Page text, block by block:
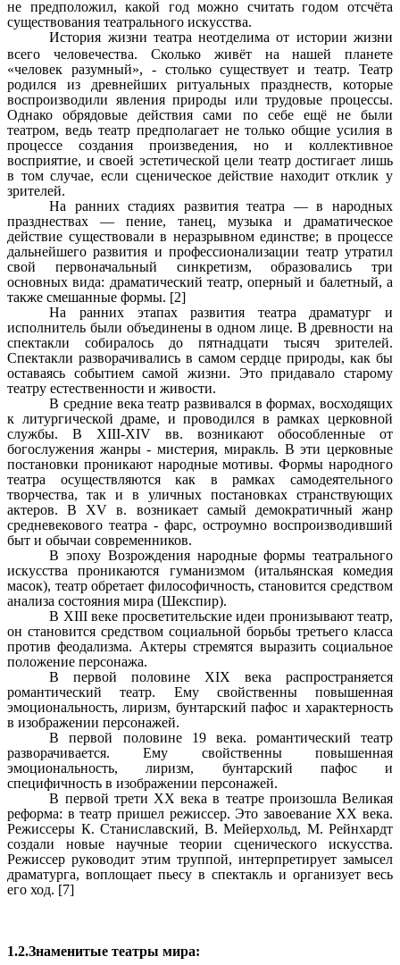
не предположил, какой год можно считать годом отсчёта
существования театрального искусства.
История жизни театра неотделима от истории жизни
всего человечества.
Сколько живёт на нашей планете
«человек разумный», - столько существует и театр. Театр
родился из древнейшихритуальных празднеств, которые
воспроизводили явления природы или трудовые процессы.
Однакообрядовые действия сами по себе ещё не были
театром, ведь театр предполагает не только общие усилия в
процессе создания произведения, но и коллективное
восприятие, и своей эстетической цели театр достигает лишь
в том случае, если сценическое действие находит отклик у
зрителей.
На ранних стадиях развития театра — в народных
празднествах — пение, танец, музыка и драматическое
действие существовали в неразрывном единстве; в процессе
дальнейшего развития и профессионализации театр утратил
свой первоначальный синкретизм, образовались три
основных вида: драматический театр, оперный и балетный, а
также смешанные формы. [2]
На ранних этапах развития театра драматург и
исполнитель были объединены в одном лице. В древности на
спектакли собиралось до пятнадцати тысяч зрителей.
Спектакли разворачивались в самом сердце природы, как бы
оставаясь событием самой жизни. Это придавало старому
театру естественности и живости.
В средние века театр развивался в формах, восходящих
к литургической драме, и проводился в рамках церковной
службы. В XIII-XIV вв. возникают обособленные от
богослужения жанры - мистерия, миракль. В эти церковные
постановки проникают народные мотивы. Формы народного
театра осуществляются как в рамках самодеятельного
творчества, так и в уличных постановках странствующих
актеров. В XV в. возникает самый демократичный жанр
средневекового театра - фарс, остроумно воспроизводивший
быт и обычаи современников.
В эпоху Возрождения народные формы театрального
искусства проникаются гуманизмом (итальянская комедия
масок), театр обретает философичность, становится средством
анализа состояния мира (Шекспир).
В XIII веке просветительские идеи пронизывают театр,
он становится средством социальной борьбы третьего класса
против феодализма. Актеры стремятся выразить социальное
положение персонажа.
В первой половине XIX века распространяется
романтический театр. Ему свойственны повышенная
эмоциональность, лиризм, бунтарский пафос и характерность
в изображении персонажей.
В первой половине 19 века. романтический театр
разворачивается. Ему свойственны повышенная
эмоциональность, лиризм, бунтарский пафос и
специфичность в изображении персонажей.
В первой трети XX века в театре произошла Великая
реформа: в театр пришел режиссер. Это завоевание XX века.
Режиссеры К. Станиславский, В. Мейерхольд, М. Рейнхардт
создали новые научные теории сценического искусства.
Режиссер руководит этим труппой, интерпретирует замысел
драматурга, воплощает пьесу в спектакль и организует весь
его ход. [7]
1.2.Знаменитые театры мира: